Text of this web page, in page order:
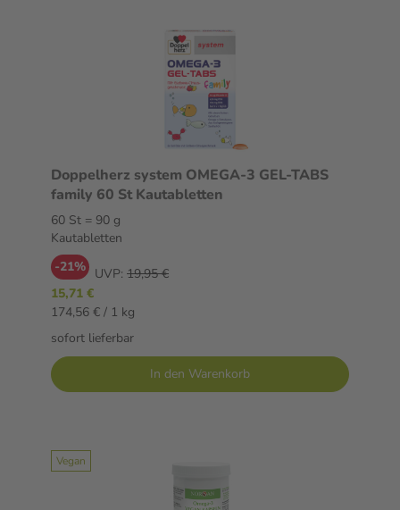
Doppelherz system OMEGA-3 GEL-TABS
family 60 St Kautabletten
60 St = 90 g
Kautabletten
-21% UVP: 19,95 €
15,71 €
174,56 € / 1 kg
sofort lieferbar
In den Warenkorb
Vegan